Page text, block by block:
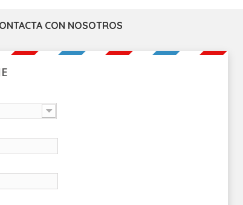
CON NOSOTROS